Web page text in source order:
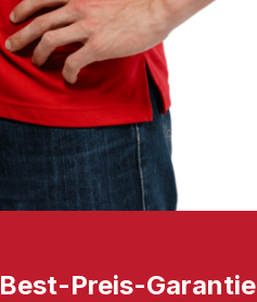
Best-Preis-Garantie